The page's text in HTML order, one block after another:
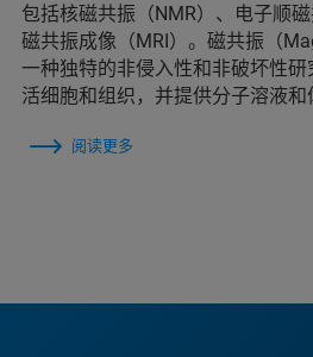
包括核磁共振（NMR）、电子顺
磁共振成像（MRI）。磁共振（
一种独特的非侵入性和非破坏性
活细胞和组织，并提供分子溶液和
阅读更多